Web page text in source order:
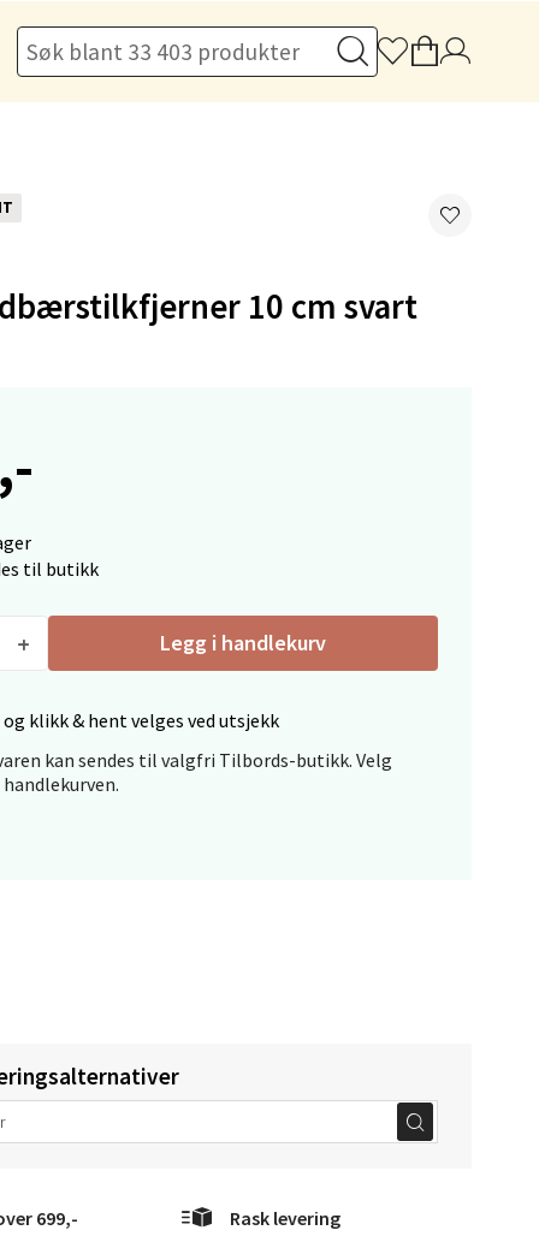
10 cm svart
til butikk
Legg i handlekurv
klikk & hent velges ved utsjekk
kan sendes til valgfri Tilbords-butikk. Velg
699,- Rask levering